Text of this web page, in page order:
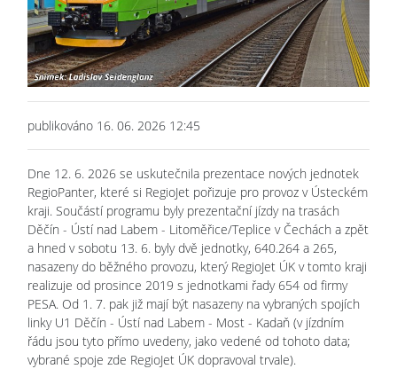
publikováno 16. 06. 2026 12:45
Dne 12. 6. 2026 se uskutečnila prezentace nových jednotek
RegioPanter, které si RegioJet pořizuje pro provoz v Ústeckém
kraji. Součástí programu byly prezentační jízdy na trasách
Děčín - Ústí nad Labem - Litoměřice/Teplice v Čechách a zpět
a hned v sobotu 13. 6. byly dvě jednotky, 640.264 a 265,
nasazeny do běžného provozu, který RegioJet ÚK v tomto kraji
realizuje od prosince 2019 s jednotkami řady 654 od firmy
PESA. Od 1. 7. pak již mají být nasazeny na vybraných spojích
linky U1 Děčín - Ústí nad Labem - Most - Kadaň (v jízdním
řádu jsou tyto přímo uvedeny, jako vedené od tohoto data;
vybrané spoje zde RegioJet ÚK dopravoval trvale).